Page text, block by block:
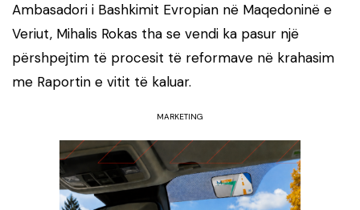
Ambasadori i Bashkimit Evropian në Maqedoninë e
Veriut, Mihalis Rokas tha se vendi ka pasur një
përshpejtim të procesit të reformave në krahasim
me Raportin e vitit të kaluar.
MARKETING